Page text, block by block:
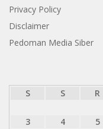
Privacy Policy
Disclaimer
Pedoman Media Siber
S
S R
3
4 5